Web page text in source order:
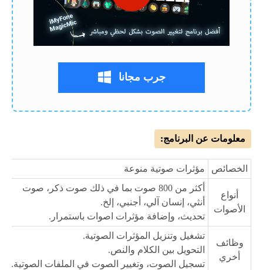
جرب مجانا
معلومات عن البرنامج:
الخصائص مؤثرات صوتية منوعة
أنواع
الأصوات
أكثر من 800 صوت بما في ذلك صوت ذكر، صوت
أنثي، إنسان آلي، أجنبي، إلخ.
تحديث، وإضافة مؤثرات اصوات باستمرار.
وظائف
أخري
تشغيل وتنزيل المؤثرات الصوتية.
التحويل بين الكلام والنص.
تسجيل الصوت، وتغيير الصوت في الملفات الصوتية.